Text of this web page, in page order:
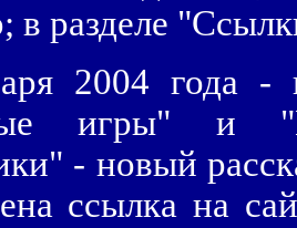
в разделе
2004 года -
игры" и
- новый
ссылка на